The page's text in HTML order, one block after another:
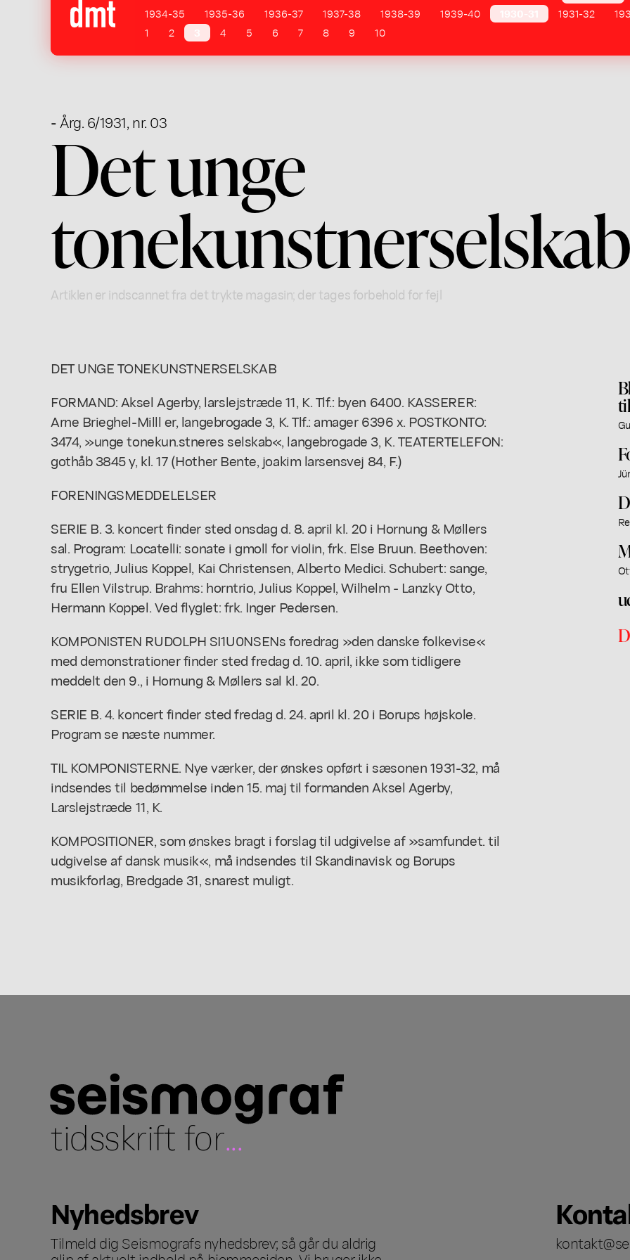
1934-35
1935-36 1936-37 1937-38 1938-39 1939-40 1931-32
1
2 4 5 6 7 8 9 10
- Årg. 6/1931, nr. 03
Det unge
tonekunstnerselskab
Artiklen er indscannet fra det trykte magasin; der tages forbehold for fejl
DET UNGE TONEKUNSTNERSELSKAB
FORMAND: Aksel Agerby, larslejstræde 11, K. Tlf.: byen 6400. KASSERER:
Arne Brieghel-Milll er, langebrogade 3, K. Tlf.: amager 6396 x. POSTKONTO:
3474, »unge tonekun.stneres selskab«, langebrogade 3, K. TEATERTELEFON:
gothåb 3845 y, kl. 17 (Hother Bente, joakim larsensvej 84, F.)
FORENINGSMEDDELELSER
SERIE B. 3. koncert finder sted onsdag d. 8. april kl. 20 i Hornung & Møllers
sal. Program: Locatelli: sonate i gmoll for violin, frk. Else Bruun. Beethoven:
strygetrio, Julius Koppel, Kai Christensen, Alberto Medici. Schubert: sange,
fru Ellen Vilstrup. Brahms: horntrio, Julius Koppel, Wilhelm - Lanzky Otto,
Hermann Koppel. Ved flyglet: frk. Inger Pedersen.
KOMPONISTEN RUDOLPH SI1U0NSENs foredrag »den danske folkevise«
med demonstrationer finder sted fredag d. 10. april, ikke som tidligere
meddelt den 9., i Hornung & Møllers sal kl. 20.
SERIE B. 4. koncert finder sted fredag d. 24. april kl. 20 i Borups højskole.
Program se næste nummer.
TIL KOMPONISTERNE. Nye værker, der ønskes opført i sæsonen 1931-32, må
indsendes til bedømmelse inden 15. maj til formanden Aksel Agerby,
Larslejstræde 11, K.
KOMPOSITIONER, som ønskes bragt i forslag til udgivelse af »samfundet. til
udgivelse af dansk musik«, må indsendes til Skandinavisk og Borups
musikforlag, Bredgade 31, snarest muligt.
tidsskrift for...
Nyhedsbrev
Tilmeld dig Seismografs nyhedsbrev; så går du aldrig